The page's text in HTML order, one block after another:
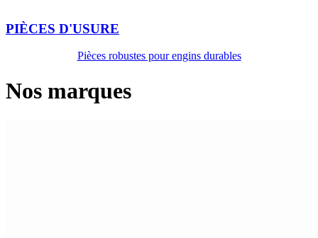
PIÈCES D'USURE
Pièces robustes pour engins durables
Nos marques